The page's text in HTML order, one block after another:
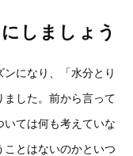
しましょう
になり、「水分とり
ました。前から言って
いては何も考えていな
ことはないのかといつ